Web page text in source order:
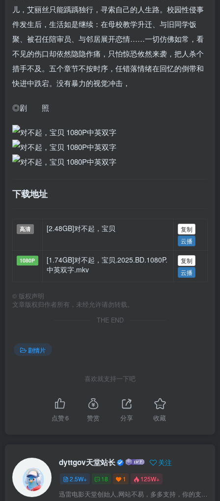
儿，艾丽丝只能踽踽独行，寻索自己的人生路。校园性侵事
件发生后，生活如是继续：在母校教学升迁、与旧同学饭
聚、被召任陪审员、与邻居展开恋情……一切仿佛如常，看
不见的伤口却依然隐隐作痛，只怕惊恐攸然来袭，把人杀个
措手不及。五个章节不按时序，任错落情绪在回忆的倒带和
快进中跌宕。没有暴力的视觉冲击，
◎剧 照
下载地址
高清 [2.48GB]对不起，宝贝
复制
云播
1080P
[1.74GB]对不起，宝贝.2025.BD.1080P.
中英双字.mkv
复制
云播
© 版权声明
文章版权归作者所有，未经允许请勿转载。
THE END
剧情片
喜欢就支持一下吧
点赞6 赞赏 分享 收藏
dyttgov天堂站长 关注
2.5W+ 18 1 125W+
迅雷电影天堂创始人,网站不易，多多支持，你的支持，是我前进的动力！